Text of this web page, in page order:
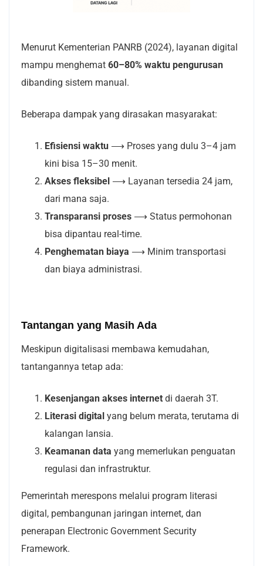
Menurut Kementerian PANRB (2024), layanan digital
mampu menghemat 60–80% waktu pengurusan
dibanding sistem manual.
Beberapa dampak yang dirasakan masyarakat:
Efisiensi waktu ⟶ Proses yang dulu 3–4 jam
kini bisa 15–30 menit.
Akses fleksibel ⟶ Layanan tersedia 24 jam,
dari mana saja.
Transparansi proses ⟶ Status permohonan
bisa dipantau real-time.
Penghematan biaya ⟶ Minim transportasi
dan biaya administrasi.
Tantangan yang Masih Ada
Meskipun digitalisasi membawa kemudahan,
tantangannya tetap ada:
Kesenjangan akses internet di daerah 3T.
Literasi digital yang belum merata, terutama di
kalangan lansia.
Keamanan data yang memerlukan penguatan
regulasi dan infrastruktur.
Pemerintah merespons melalui program literasi
digital, pembangunan jaringan internet, dan
penerapan Electronic Government Security
Framework.